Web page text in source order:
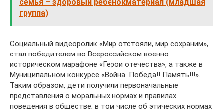
семья – здоровый ребенокматериал (младшая
группа)
Социальный видеоролик «Мир отстояли, мир сохраним»,
стал победителем во Всероссийском военно –
историческом марафоне «Герои отечества», а также в
Муниципальном конкурсе «Война. Победа!! Память!!!».
Таким образом, дети получили первоначальные
представления о моральных нормах и правилах
поведения в обществе, в том числе об этических нормах